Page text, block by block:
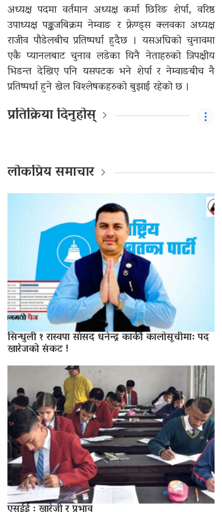
अध्यक्ष पदमा वर्तमान अध्यक्ष कर्मा छिरिङ शेर्पा, वरिष्ठ
उपाध्यक्ष पङ्कजबिक्रम नेम्वाङ र फ्रेण्ड्स क्लवका अध्यक्ष
राजीव पौडेलबीच प्रतिष्पर्धा हुदैछ । यसअघिको चुनावमा
एकै प्यानलबाट चुनाव लडेका यिनै नेताहरुको त्रिपक्षीय
भिडन्त देखिए पनि यसपटक भने शेर्पा र नेम्वाङबीच नै
प्रतिष्पर्धा हुने खेल विश्लेषकहरुको बुझाई रहेको छ ।
प्रतिक्रिया दिनुहोस्
लोकप्रिय समाचार
सिन्धुली १ रास्वपा सांसद धनेन्द्र कार्की कालोसूचीमा: पद
खारेजको संकट !